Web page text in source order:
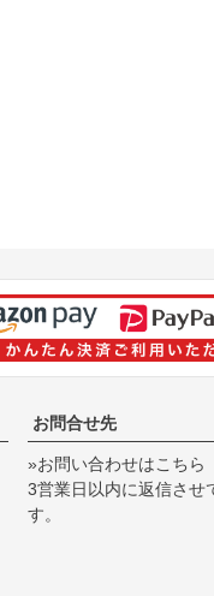
お問合せ先
»お問い合わせはこちら
3営業日以内に返信させ
す。